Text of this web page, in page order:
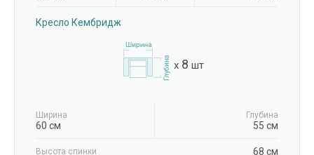
Кресло Кембридж
x 8 шт
Ширина
60 см
Глубина
55 см
Высота спинки 68 см